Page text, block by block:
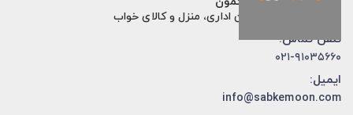
فروش تخصصی مبلمان اداری، منزل و کالای خواب
تلفن تماس:
۰۲۱-۹۱۰۳۵۶۶۰
ایمیل:
info@sabkemoon.com